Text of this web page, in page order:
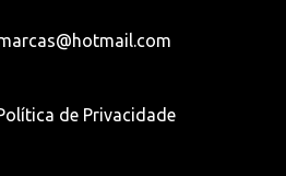
de Privacidade